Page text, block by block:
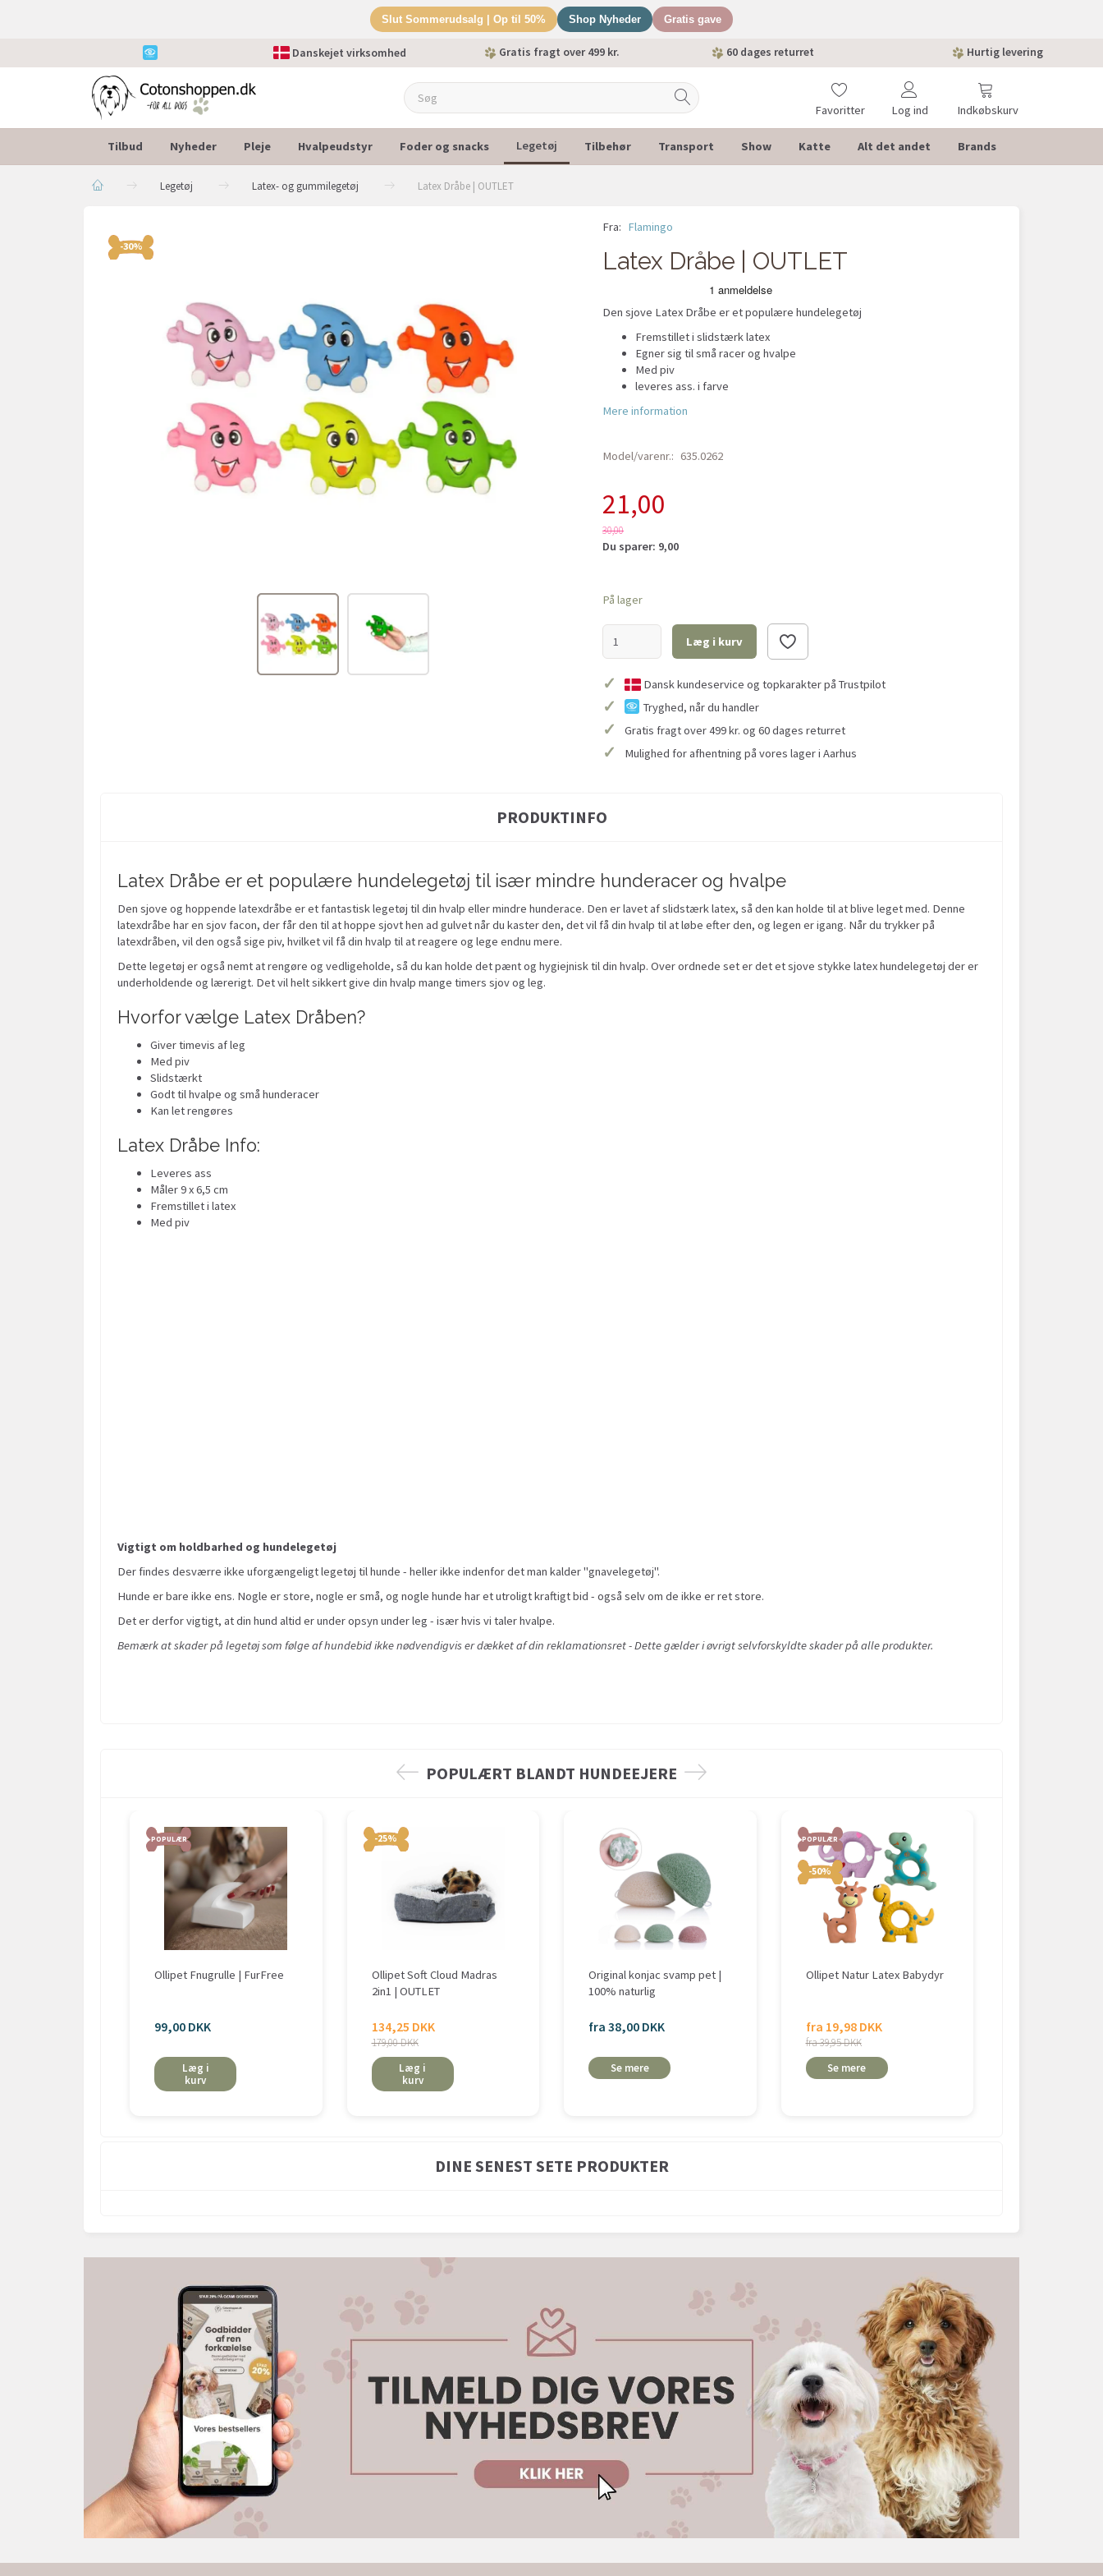
Slut Sommerudsalg | Op til 50% Shop Nyheder Gratis gave
Danskejet virksomhed Gratis fragt over 499 kr. 60 dages returret Hurtig levering
Indkøbskurv
Favoritter Log ind
Tilbud Nyheder Pleje Hvalpeudstyr Foder og snacks Legetøj Tilbehør Transport Show Katte Alt det andet Brands
Legetøj Latex- og gummilegetøj Latex Dråbe | OUTLET
-30%
Fra: Flamingo
Latex Dråbe | OUTLET
Den sjove Latex Dråbe er et populære hundelegetøj
Fremstillet i slidstærk latex
Egner sig til små racer og hvalpe
Med piv
leveres ass. i farve
Mere information
Model/varenr.: 635.0262
21,00
30,00
Du sparer: 9,00
På lager
Læg i kurv
✓ Dansk kundeservice og topkarakter på Trustpilot
✓ Tryghed, når du handler
✓ Gratis fragt over 499 kr. og 60 dages returret
✓ Mulighed for afhentning på vores lager i Aarhus
PRODUKTINFO
Latex Dråbe er et populære hundelegetøj til især mindre hunderacer og hvalpe
Den sjove og hoppende latexdråbe er et fantastisk legetøj til din hvalp eller mindre hunderace. Den er lavet af slidstærk latex, så den kan holde til at blive leget med. Denne
latexdråbe har en sjov facon, der får den til at hoppe sjovt hen ad gulvet når du kaster den, det vil få din hvalp til at løbe efter den, og legen er igang. Når du trykker på
latexdråben, vil den også sige piv, hvilket vil få din hvalp til at reagere og lege endnu mere.
Dette legetøj er også nemt at rengøre og vedligeholde, så du kan holde det pænt og hygiejnisk til din hvalp. Over ordnede set er det et sjove stykke latex hundelegetøj der er
underholdende og lærerigt. Det vil helt sikkert give din hvalp mange timers sjov og leg.
Hvorfor vælge Latex Dråben?
Giver timevis af leg
Med piv
Slidstærkt
Godt til hvalpe og små hunderacer
Kan let rengøres
Latex Dråbe Info:
Leveres ass
Måler 9 x 6,5 cm
Fremstillet i latex
Med piv
Vigtigt om holdbarhed og hundelegetøj
Der findes desværre ikke uforgængeligt legetøj til hunde - heller ikke indenfor det man kalder "gnavelegetøj".
Hunde er bare ikke ens. Nogle er store, nogle er små, og nogle hunde har et utroligt kraftigt bid - også selv om de ikke er ret store.
Det er derfor vigtigt, at din hund altid er under opsyn under leg - især hvis vi taler hvalpe.
Bemærk at skader på legetøj som følge af hundebid ikke nødvendigvis er dækket af din reklamationsret - Dette gælder i øvrigt selvforskyldte skader på alle produkter.
POPULÆRT BLANDT HUNDEEJERE
POPULÆR
Ollipet Fnugrulle | FurFree
99,00 DKK
Læg i
kurv
-25%
Ollipet Soft Cloud Madras
2in1 | OUTLET
134,25 DKK
179,00 DKK
Læg i
kurv
Original konjac svamp pet |
100% naturlig
fra 38,00 DKK
Se mere
POPULÆR
-50%
Ollipet Natur Latex Babydyr
fra 19,98 DKK
fra 39,95 DKK
Se mere
DINE SENEST SETE PRODUKTER